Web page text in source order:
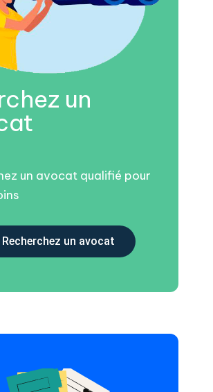
un
un avocat qualifié pour
Recherchez un avocat